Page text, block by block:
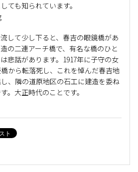
ても知られています。
して少し下ると、春吉の眼鏡橋があ
の二連アーチ橋で、有名な橋のひと
悲話があります。1917年に子守の女
から転落死し、これを悼んだ春吉地
、隣の道原地区の石工に建造を委ね
。大正時代のことです。